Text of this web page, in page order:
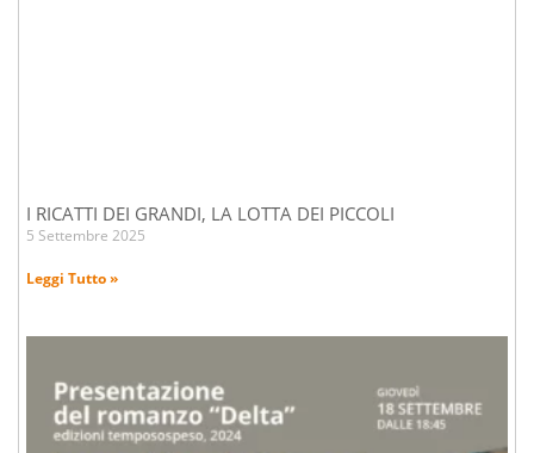
I RICATTI DEI GRANDI, LA LOTTA DEI PICCOLI
5 Settembre 2025
Leggi Tutto »